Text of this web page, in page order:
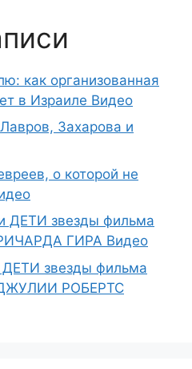
как организованная
в Израиле Видео
Захарова и
о которой не
ДЕТИ звезды фильма
ГИРА Видео
звезды фильма
РОБЕРТС